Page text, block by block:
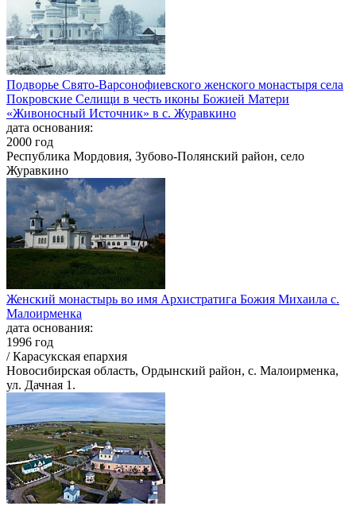
Подворье Свято-Варсонофиевского женского монастыря села
Покровские Селищи в честь иконы Божией Матери
«Живоносный Источник» в с. Журавкино
дата основания:
2000 год
Республика Мордовия, Зубово-Полянский район, село
Журавкино
Женский монастырь во имя Архистратига Божия Михаила с.
Малоирменка
дата основания:
1996 год
/ Карасукская епархия
Новосибирская область, Ордынский район, с. Малоирменка,
ул. Дачная 1.